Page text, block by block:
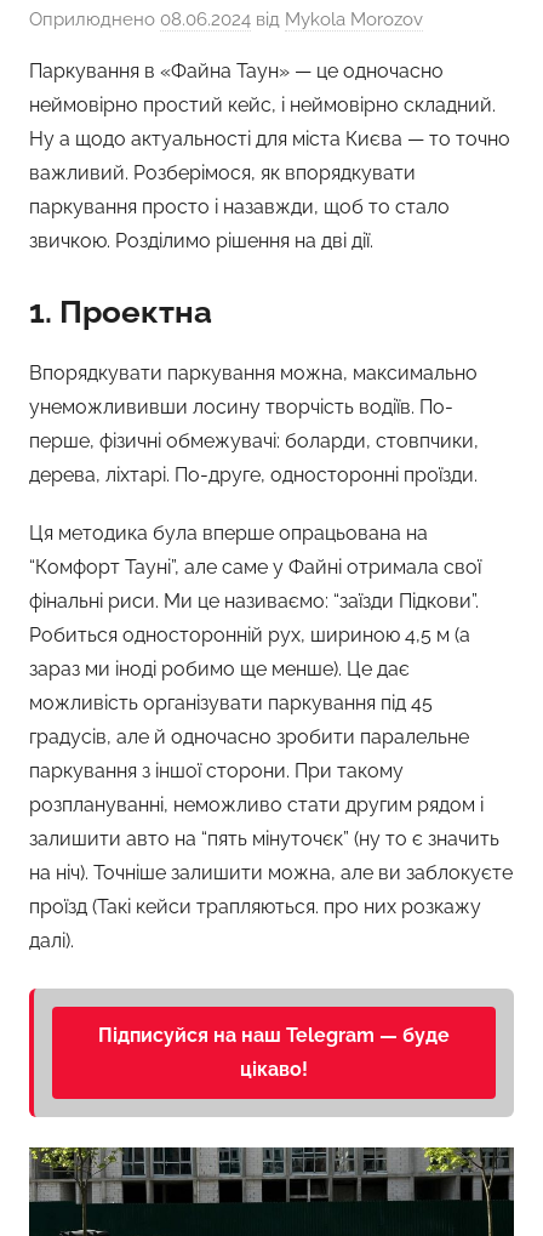
Оприлюднено 08.06.2024 від Mykola Morozov
Паркування в «Файна Таун» — це одночасно
неймовірно простий кейс, і неймовірно складний.
Ну а щодо актуальності для міста Києва — то точно
важливий. Розберімося, як впорядкувати
паркування просто і назавжди, щоб то стало
звичкою. Розділимо рішення на дві дії.
1. Проектна
Впорядкувати паркування можна, максимально
унеможлививши лосину творчість водіїв. По-
перше, фізичні обмежувачі: боларди, стовпчики,
дерева, ліхтарі. По-друге, односторонні проїзди.
Ця методика була вперше опрацьована на
“Комфорт Тауні”, але саме у Файні отримала свої
фінальні риси. Ми це називаємо: “заїзди Підкови”.
Робиться односторонній рух, шириною 4,5 м (а
зараз ми іноді робимо ще менше). Це дає
можливість організувати паркування під 45
градусів, але й одночасно зробити паралельне
паркування з іншої сторони. При такому
розплануванні, неможливо стати другим рядом і
залишити авто на “пять мінуточєк” (ну то є значить
на ніч). Точніше залишити можна, але ви заблокуєте
проїзд (Такі кейси трапляються. про них розкажу
далі).
Підписуйся на наш Telegram — буде
цікаво!